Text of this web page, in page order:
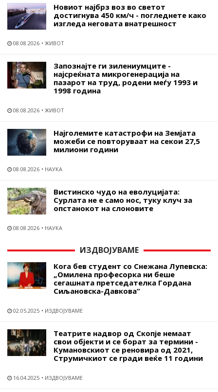
Новиот најбрз воз во светот
достигнува 450 км/ч - погледнете како
изгледа неговата внатрешност
08.08.2026 ЖИВОТ
Запознајте ги зилениумците -
најсреќната микрогенерација на
пазарот на труд, родени меѓу 1993 и
1998 година
08.08.2026 ЖИВОТ
Најголемите катастрофи на Земјата
можеби се повторуваат на секои 27,5
милиони години
08.08.2026 НАУКА
Вистинско чудо на еволуцијата:
Сурлата не е само нос, туку клуч за
опстанокот на слоновите
08.08.2026 НАУКА
ИЗДВОЈУВАМЕ
Кога бев студент со Снежана Лупевска:
„Омилена професорка ни беше
сегашната претседателка Гордана
Сиљановска-Давкова“
02.05.2025 ИЗДВОЈУВАМЕ
Театрите надвор од Скопје немаат
свои објекти и се борат за термини -
Кумановскиот се реновира од 2021,
Струмичкиот се гради веќе 11 години
16.04.2025 ИЗДВОЈУВАМЕ